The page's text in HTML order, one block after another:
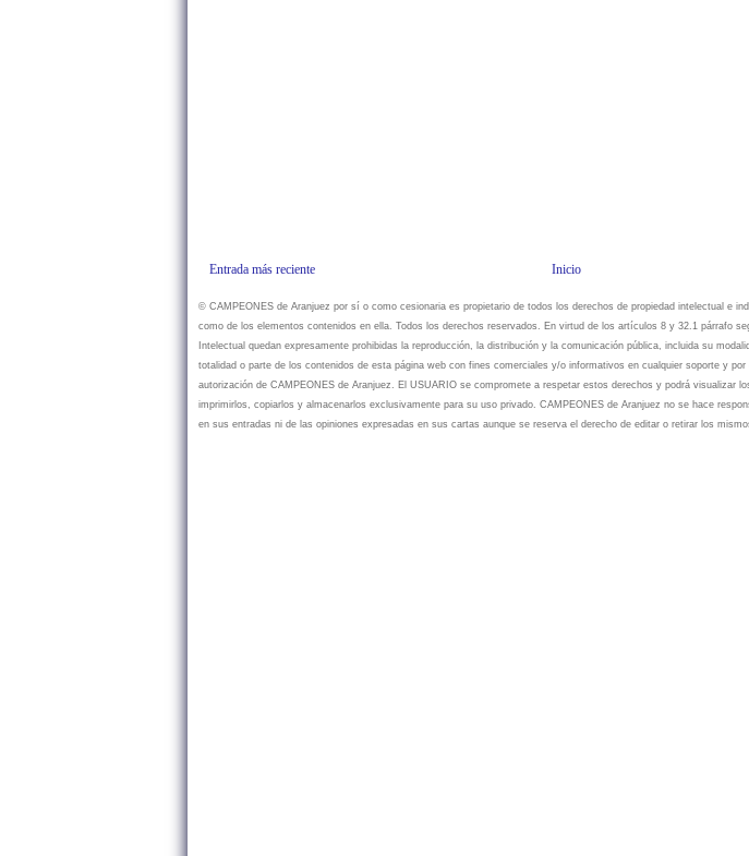
Entrada más reciente Inicio
© CAMPEONES de Aranjuez por sí o como cesionaria es propietario de todos los derechos de propiedad intelectual e
como de los elementos contenidos en ella. Todos los derechos reservados. En virtud de los artículos 8 y 32.1 párrafo
Intelectual quedan expresamente prohibidas la reproducción, la distribución y la comunicación pública, incluida su
totalidad o parte de los contenidos de esta página web con fines comerciales y/o informativos en cualquier soporte y
autorización de CAMPEONES de Aranjuez. El USUARIO se compromete a respetar estos derechos y podrá visualizar
imprimirlos, copiarlos y almacenarlos exclusivamente para su uso privado. CAMPEONES de Aranjuez no se hace
en sus entradas ni de las opiniones expresadas en sus cartas aunque se reserva el derecho de editar o retirar los